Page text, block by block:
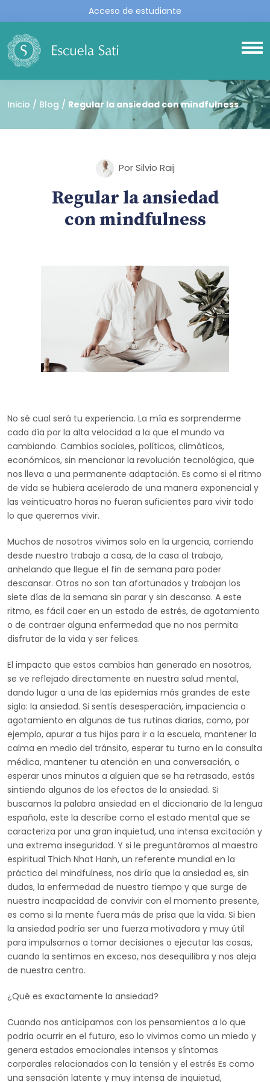
Acceso de estudiante
Inicio Blog Regular la ansiedad con mindfulness
Por Silvio Raij
Regular la ansiedad
con mindfulness
No sé cual será tu experiencia. La mía es sorprenderme
cada día por la alta velocidad a la que el mundo va
cambiando. Cambios sociales, políticos, climáticos,
económicos, sin mencionar la revolución tecnológica, que
nos lleva a una permanente adaptación. Es como si el ritmo
de vida se hubiera acelerado de una manera exponencial y
las veinticuatro horas no fueran suficientes para vivir todo
lo que queremos vivir.
Muchos de nosotros vivimos solo en la urgencia, corriendo
desde nuestro trabajo a casa, de la casa al trabajo,
anhelando que llegue el fin de semana para poder
descansar. Otros no son tan afortunados y trabajan los
siete días de la semana sin parar y sin descanso. A este
ritmo, es fácil caer en un estado de estrés, de agotamiento
o de contraer alguna enfermedad que no nos permita
disfrutar de la vida y ser felices.
El impacto que estos cambios han generado en nosotros,
se ve reflejado directamente en nuestra salud mental,
dando lugar a una de las epidemias más grandes de este
siglo: la ansiedad. Si sentís desesperación, impaciencia o
agotamiento en algunas de tus rutinas diarias, como, por
ejemplo, apurar a tus hijos para ir a la escuela, mantener la
calma en medio del tránsito, esperar tu turno en la consulta
médica, mantener tu atención en una conversación, o
esperar unos minutos a alguien que se ha retrasado, estás
sintiendo algunos de los efectos de la ansiedad. Si
buscamos la palabra ansiedad en el diccionario de la lengua
española, este la describe como el estado mental que se
caracteriza por una gran inquietud, una intensa excitación y
una extrema inseguridad. Y si le preguntáramos al maestro
espiritual Thich Nhat Hanh, un referente mundial en la
práctica del mindfulness, nos diría que la ansiedad es, sin
dudas, la enfermedad de nuestro tiempo y que surge de
nuestra incapacidad de convivir con el momento presente,
es como si la mente fuera más de prisa que la vida. Si bien
la ansiedad podría ser una fuerza motivadora y muy útil
para impulsarnos a tomar decisiones o ejecutar las cosas,
cuando la sentimos en exceso, nos desequilibra y nos aleja
de nuestra centro.
¿Qué es exactamente la ansiedad?
Cuando nos anticipamos con los pensamientos a lo que
podria ocurrir en el futuro, eso lo vivimos como un miedo y
genera estados emocionales intensos y síntomas
corporales relacionados con la tensión y el estrés Es como
una sensación latente y muy intensa de inquietud,